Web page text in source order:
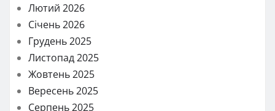
Лютий 2026
Січень 2026
Грудень 2025
Листопад 2025
Жовтень 2025
Вересень 2025
Серпень 2025